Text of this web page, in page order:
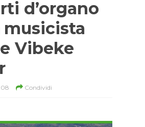
d’organo
musicista
Vibeke
Condividi